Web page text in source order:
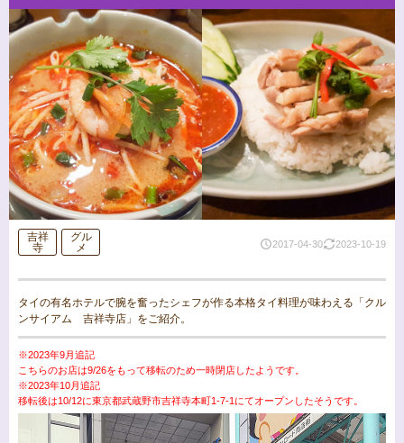
吉祥
寺
グル
メ
2017-04-30 2023-10-19
タイの有名ホテルで腕を奮ったシェフが作る本格タイ料理が味わえる「クル
ンサイアム 吉祥寺店」をご紹介。
※2023年9月追記
こちらのお店は9/26をもって移転のため一時閉店したようです。
※2023年10月追記
移転後は10/12に東京都武蔵野市吉祥寺本町1-7-1にてオープンしたそうです。